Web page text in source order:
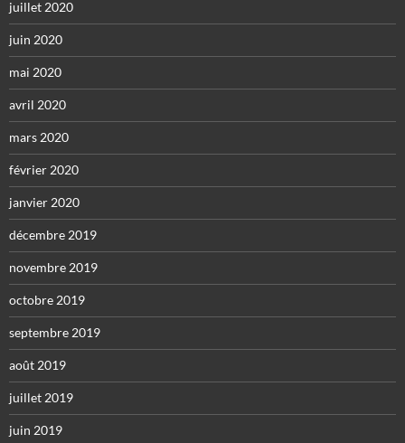
juillet 2020
juin 2020
mai 2020
avril 2020
mars 2020
février 2020
janvier 2020
décembre 2019
novembre 2019
octobre 2019
septembre 2019
août 2019
juillet 2019
juin 2019